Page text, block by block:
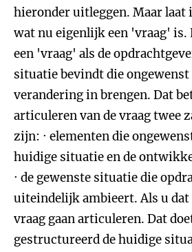
hieronder uitleggen. Maar laat
wat nu eigenlijk een 'vraag' is.
een 'vraag' als de
situatie bevindt die
verandering in brengen. Dat
articuleren van de vraag twee
zijn: · elementen die
huidige situatie en de
· de gewenste situatie die
uiteindelijk ambieert. Als u
vraag gaan articuleren. Dat
gestructureerd de huidige